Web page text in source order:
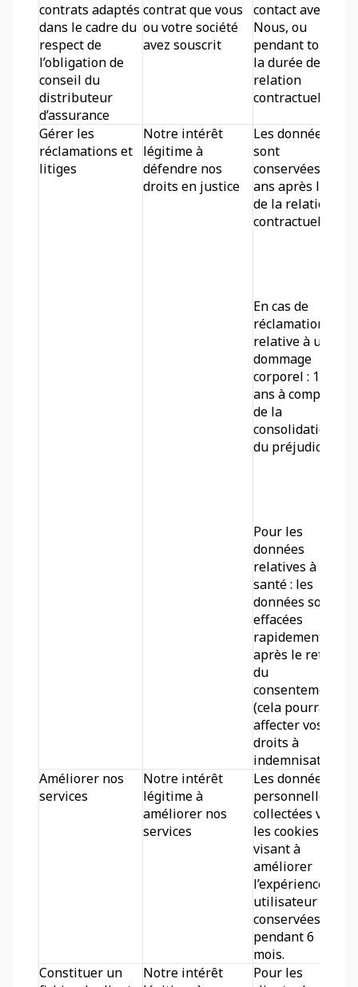
contrats adaptés
dans le cadre du
respect de
l’obligation de
conseil du
distributeur
d’assurance
contrat que vous
ou votre société
avez souscrit
contact avec
Nous, ou
pendant toute
la durée de la
relation
contractuelle.
Gérer les
réclamations et
litiges
Notre intérêt
légitime à
défendre nos
droits en justice
Les données
sont
conservées 5
ans après la fin
de la relation
contractuelle.
En cas de
réclamation
relative à un
dommage
corporel : 10
ans à compter
de la
consolidation
du préjudice.
Pour les
données
relatives à la
santé : les
données sont
effacées
rapidement
après le retrait
du
consentement
(cela pourra
affecter vos
droits à
indemnisation).
Améliorer nos
services
Notre intérêt
légitime à
améliorer nos
services
Les données
personnelles
collectées via
les cookies
visant à
améliorer
l’expérience
utilisateur sont
conservées
pendant 6
mois.
Constituer un
Notre intérêt
Pour les